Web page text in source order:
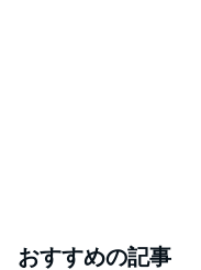
おすすめの記事